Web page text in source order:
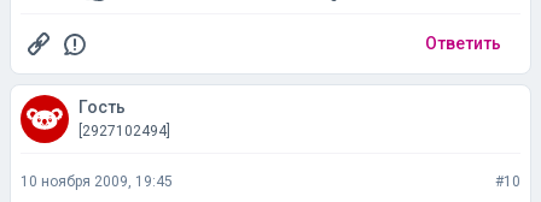
Ответить
Гость
[2927102494]
10 ноября 2009, 19:45 #10